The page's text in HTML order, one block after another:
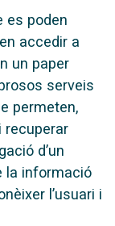
es poden
accedir a
un paper
serveis
permeten,
recuperar
d’un
la informació
l’usuari i